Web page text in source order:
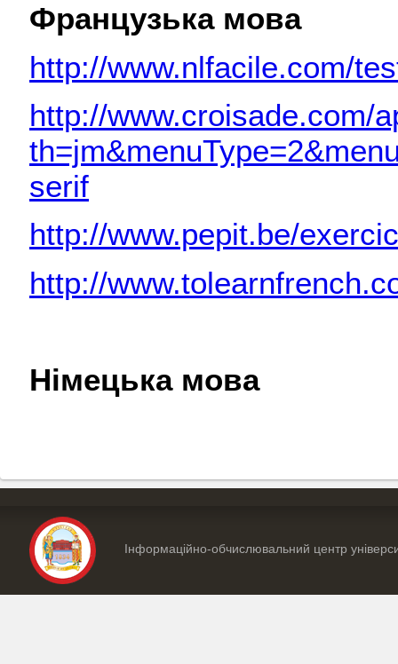
Французька мова
http://www.nlfacile.com/
http://www.croisade.com/
serif
http://www.pepit.be/
http://
Німецька мова
Інформаційно-обчислювальний центр